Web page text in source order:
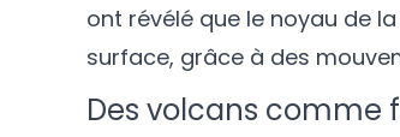
ont révélé que le noyau de
surface, grâce à des
Des volcans comme